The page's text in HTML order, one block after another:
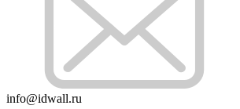
info@idwall.ru